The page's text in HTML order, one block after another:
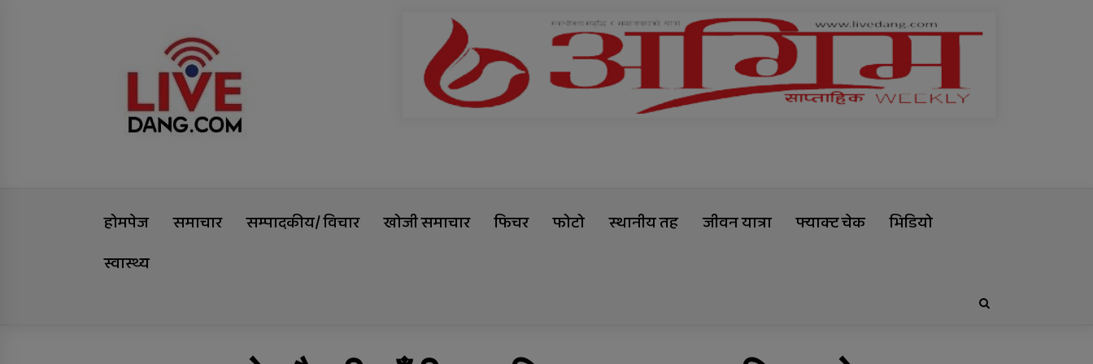
होमपेज
समाचार सम्पादकीय/ विचार खोजी समाचार फिचर फोटो स्थानीय तह जीवन यात्रा फ्याक्ट चेक
भिडियो
स्वास्थ्य